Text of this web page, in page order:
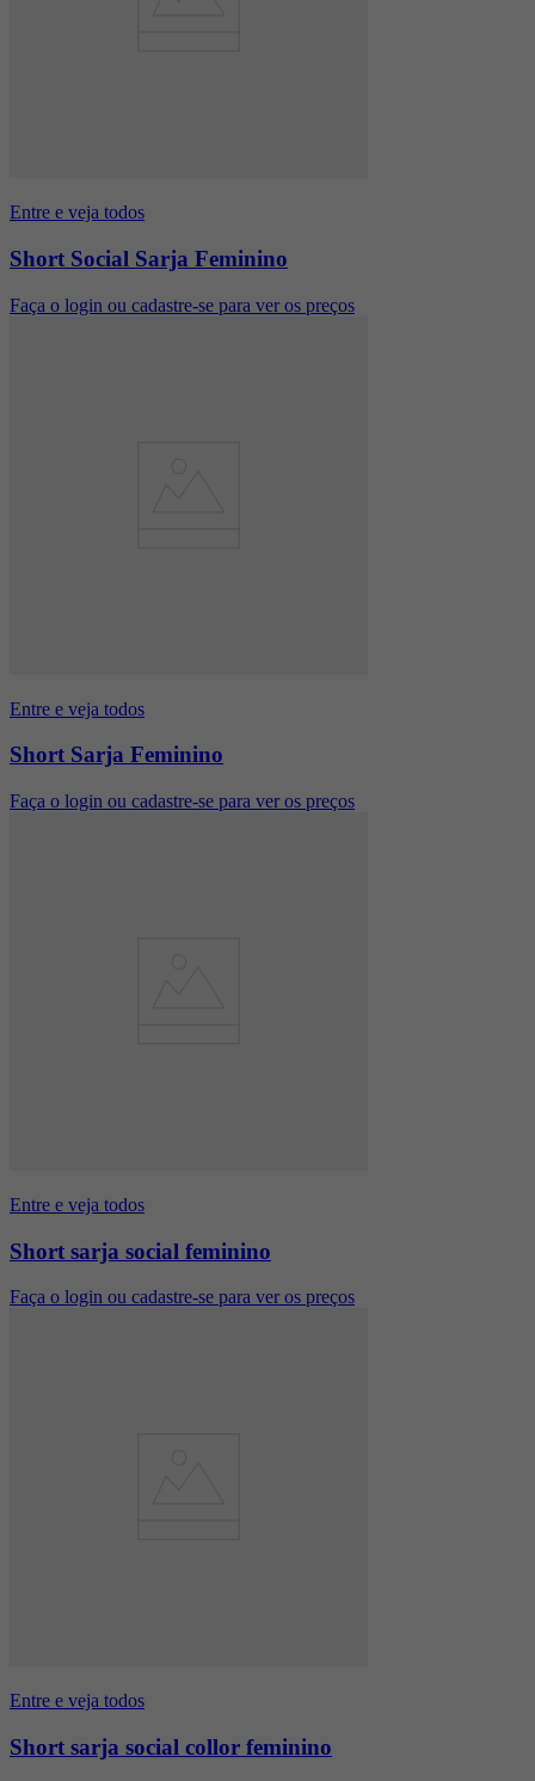
Entre e veja todos
Short Social Sarja Feminino
Faça o login ou cadastre-se para ver os preços
Entre e veja todos
Short Sarja Feminino
Faça o login ou cadastre-se para ver os preços
Entre e veja todos
Short sarja social feminino
Faça o login ou cadastre-se para ver os preços
Entre e veja todos
Short sarja social collor feminino